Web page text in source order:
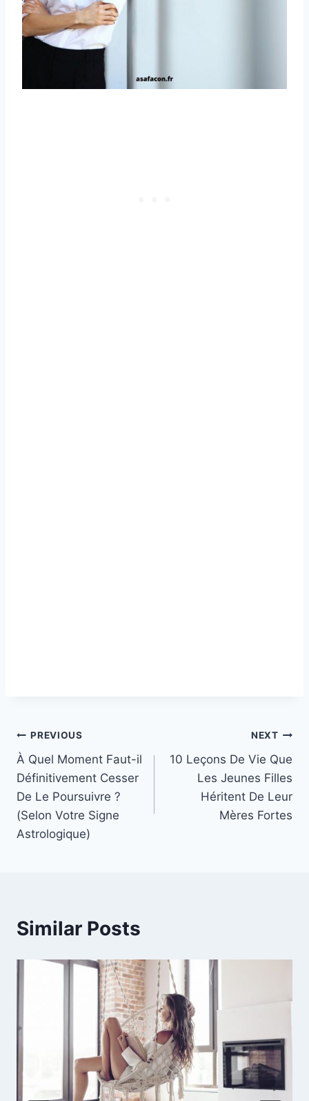
Post
navigation
PREVIOUS
À Quel Moment Faut-il
Définitivement Cesser
De Le Poursuivre ?
(Selon Votre Signe
Astrologique)
NEXT
10 Leçons De Vie Que
Les Jeunes Filles
Héritent De Leur
Mères Fortes
Similar Posts